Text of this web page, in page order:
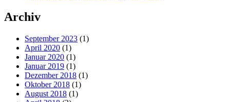
Archiv
September 2023 (1)
April 2020 (1)
Januar 2020 (1)
Januar 2019 (1)
Dezember 2018 (1)
Oktober 2018 (1)
August 2018 (1)